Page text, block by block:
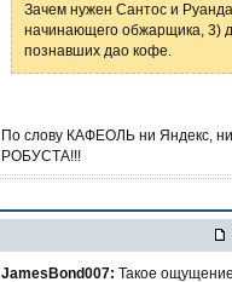
Зачем нужен Сантос и
начинающего обжарщика, 3)
познавших дао кофе.
По слову КАФЕОЛЬ ни Яндекс,
РОБУСТА!!!
JamesBond007: Такое